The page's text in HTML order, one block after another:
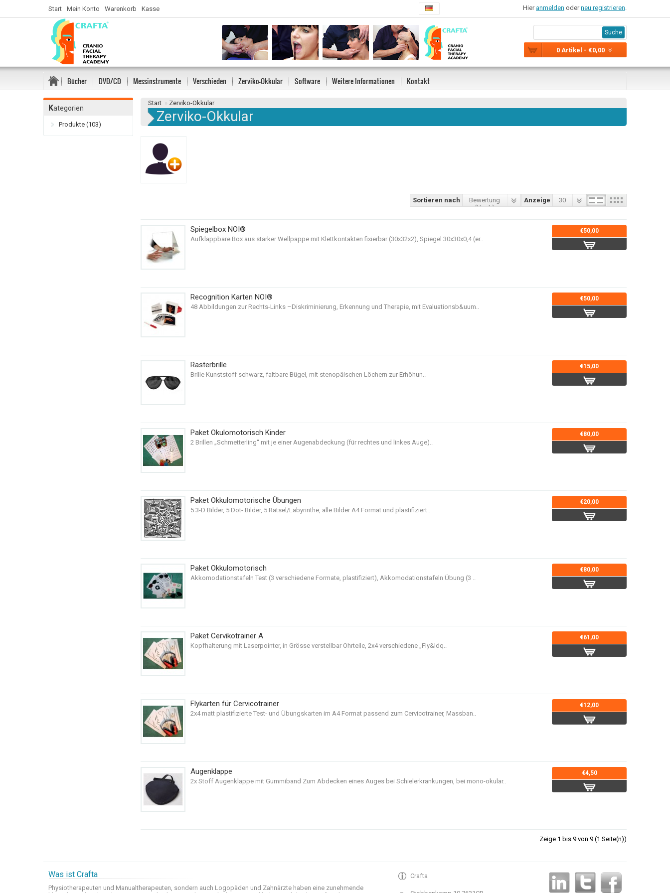
0 Artikel - €0,00
Suche
Start Mein Konto Warenkorb Kasse Hier anmelden oderneu registrieren.
Bücher DVD/CD Messinstrumente Verschieden Zerviko-Okkular Software Weitere Informationen Kontakt
Kategorien
Produkte (103)
Start » Zerviko-Okkular
Zerviko-Okkular
Anzeige 30
Sortieren nach
Bewertung
(Hoch)
Spiegelbox NOI®
Aufklappbare Box aus starker Wellpappe mit Klettkontakten fixierbar (30x32x2), Spiegel 30x30x0,4 (er..
€50,00
Recognition Karten NOI®
48 Abbildungen zur Rechts-Links –Diskriminierung, Erkennung und Therapie, mit Evaluationsb&uum..
€50,00
Rasterbrille
Brille Kunststoff schwarz, faltbare Bügel, mit stenopäischen Löchern zur Erhöhun..
€15,00
Paket Okulomotorisch Kinder
2 Brillen „Schmetterling“ mit je einer Augenabdeckung (für rechtes und linkes Auge)..
€80,00
Paket Okkulomotorische Übungen
5 3-D Bilder, 5 Dot- Bilder, 5 Rätsel/Labyrinthe, alle Bilder A4 Format und plastifiziert..
€20,00
Paket Okkulomotorisch
Akkomodationstafeln Test (3 verschiedene Formate, plastifiziert), Akkomodationstafeln Übung (3 ..
€80,00
Paket Cervikotrainer A
Kopfhalterung mit Laserpointer, in Grösse verstellbar Ohrteile, 2x4 verschiedene „Fly&ldq..
€61,00
Flykarten für Cervicotrainer
2x4 matt plastifizierte Test- und Übungskarten im A4 Format passend zum Cervicotrainer, Massban..
€12,00
Augenklappe
2x Stoff Augenklappe mit Gummiband Zum Abdecken eines Auges bei Schielerkrankungen, bei mono-okular..
€4,50
Zeige 1 bis 9 von 9 (1 Seite(n))
Was ist Crafta
Physiotherapeuten und Manualtherapeuten, sondern auch Logopäden und Zahnärzte haben eine zunehmende
Crafta